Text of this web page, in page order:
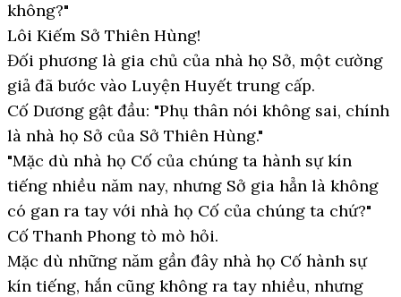
không?"
Lôi Kiếm Sở Thiên Hùng!
Đối phương là gia chủ của nhà họ Sở, một cường
giả đã bước vào Luyện Huyết trung cấp.
Cố Dương gật đầu: "Phụ thân nói không sai, chính
là nhà họ Sở của Sở Thiên Hùng."
"Mặc dù nhà họ Cố của chúng ta hành sự kín
tiếng nhiều năm nay, nhưng Sở gia hẳn là không
có gan ra tay với nhà họ Cố của chúng ta chứ?"
Cố Thanh Phong tò mò hỏi.
Mặc dù những năm gần đây nhà họ Cố hành sự
kín tiếng, hắn cũng không ra tay nhiều, nhưng